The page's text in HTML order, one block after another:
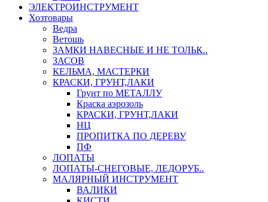
ЭЛЕКТРОИНСТРУМЕНТ
Хозтовары
Ведра
Ветошь
ЗАМКИ НАВЕСНЫЕ И НЕ ТОЛЬК..
ЗАСОВ
КЕЛЬМА, МАСТЕРКИ
КРАСКИ, ГРУНТ,ЛАКИ
Грунт по МЕТАЛЛУ
Краска аэрозоль
КРАСКИ, ГРУНТ,ЛАКИ
НЦ
ПРОПИТКА ПО ДЕРЕВУ
ПФ
ЛОПАТЫ
ЛОПАТЫ-СНЕГОВЫЕ, ЛЕДОРУБ..
МАЛЯРНЫЙ ИНСТРУМЕНТ
ВАЛИКИ